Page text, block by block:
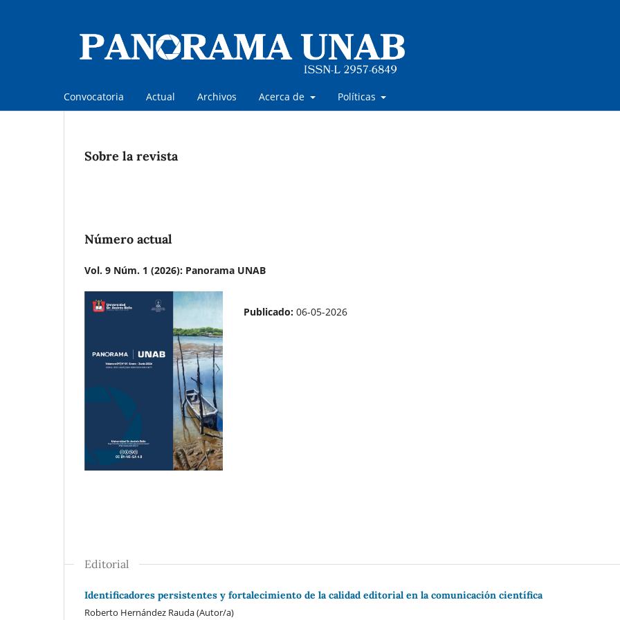
Convocatoria Actual Archivos Acerca de Políticas
Sobre la revista
Número actual
Vol. 9 Núm. 1 (2026): Panorama UNAB
Publicado: 06-05-2026
Editorial
Identificadores persistentes y fortalecimiento de la calidad editorial en la comunicación científica
Roberto Hernández Rauda (Autor/a)